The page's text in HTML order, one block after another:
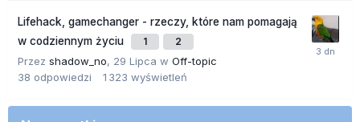
Lifehack, gamechanger - rzeczy, które nam pomagają
w codziennym życiu
1 2
Przez shadow_no, 29 Lipca w Off-topic
38 odpowiedzi 1 323 wyświetleń